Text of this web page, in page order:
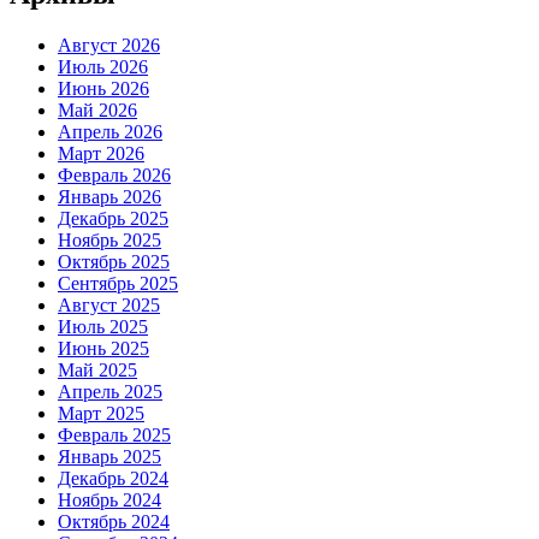
Август 2026
Июль 2026
Июнь 2026
Май 2026
Апрель 2026
Март 2026
Февраль 2026
Январь 2026
Декабрь 2025
Ноябрь 2025
Октябрь 2025
Сентябрь 2025
Август 2025
Июль 2025
Июнь 2025
Май 2025
Апрель 2025
Март 2025
Февраль 2025
Январь 2025
Декабрь 2024
Ноябрь 2024
Октябрь 2024